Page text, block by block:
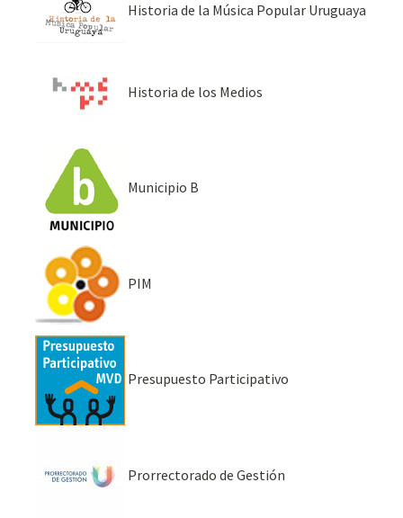
Historia de la Música Popular Uruguaya
Historia de los Medios
Municipio B
PIM
Presupuesto Participativo
Prorrectorado de Gestión